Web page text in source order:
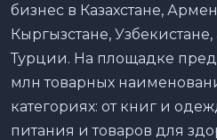
бизнес в Казахстане,
Кыргызстане,
Турции. На площадке
млн товарных
категориях: от книг и
питания и товаров для